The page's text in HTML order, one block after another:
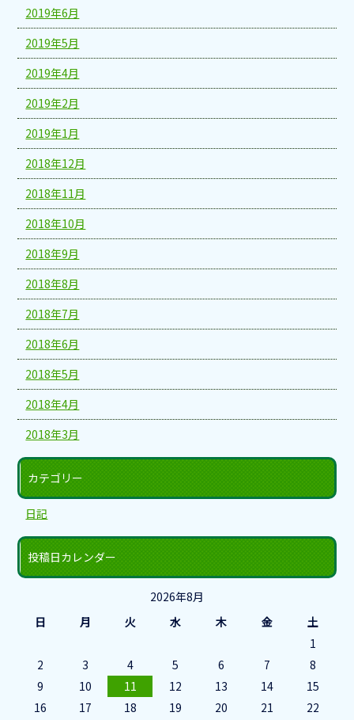
2019年6月
2019年5月
2019年4月
2019年2月
2019年1月
2018年12月
2018年11月
2018年10月
2018年9月
2018年8月
2018年7月
2018年6月
2018年5月
2018年4月
2018年3月
カテゴリー
日記
投稿日カレンダー
2026年8月
日
月 火 水 木 金
土
1
2
3 4 5 6 7
8
9
10 11 12 13 14
15
16
17 18 19 20 21 22